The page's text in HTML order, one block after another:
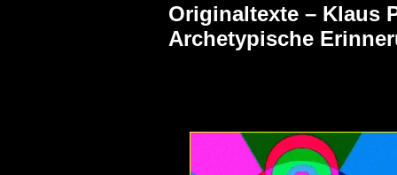
Originaltexte – Klaus
Archetypische